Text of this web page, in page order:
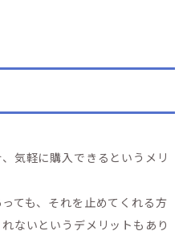
気軽に購入できるというメリ
ても、それを止めてくれる方
ないというデメリットもあり